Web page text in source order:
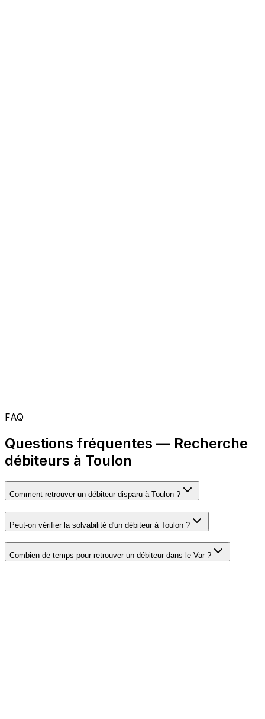
FAQ
Questions fréquentes — Recherche
débiteurs à Toulon
Comment retrouver un débiteur disparu à Toulon ?
Peut-on vérifier la solvabilité d'un débiteur à Toulon ?
Combien de temps pour retrouver un débiteur dans le Var ?